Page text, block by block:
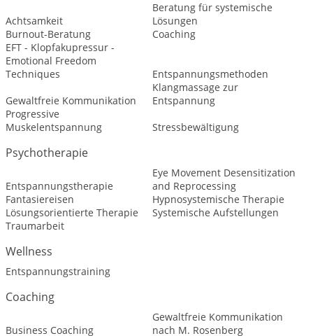
Achtsamkeit
Beratung für systemische
Lösungen
Burnout-Beratung
Coaching
EFT - Klopfakupressur -
Emotional Freedom
Techniques
Entspannungsmethoden
Gewaltfreie Kommunikation
Klangmassage zur
Entspannung
Progressive
Muskelentspannung
Stressbewältigung
Psychotherapie
Entspannungstherapie
Eye Movement Desensitization
and Reprocessing
Fantasiereisen
Hypnosystemische Therapie
Lösungsorientierte Therapie
Systemische Aufstellungen
Traumarbeit
Wellness
Entspannungstraining
Coaching
Business Coaching
Gewaltfreie Kommunikation
nach M. Rosenberg